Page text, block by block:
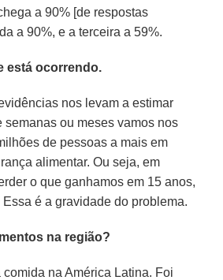
a 90% [de respostas
a 90%, e a terceira a 59%.
está ocorrendo.
nos levam a estimar
semanas ou meses vamos nos
de pessoas a mais em
alimentar. Ou seja, em
o que ganhamos em 15 anos,
é a gravidade do problema.
na região?
na América Latina. Foi